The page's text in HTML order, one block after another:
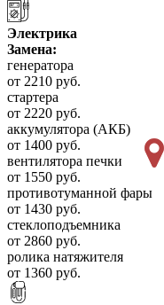
Электрика
Замена:
генератора
от 2210 руб.
стартера
от 2220 руб.
аккумулятора (АКБ)
от 1400 руб.
вентилятора печки
от 1550 руб.
противотуманной фары
от 1430 руб.
стеклоподъемника
от 2860 руб.
ролика натяжителя
от 1360 руб.